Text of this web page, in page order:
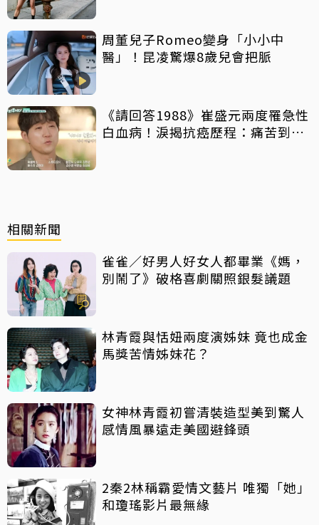
周董兒子Romeo變身「小小中
醫」！昆凌驚爆8歲兒會把脈
《請回答1988》崔盛元兩度罹急性
白血病！淚揭抗癌歷程：痛苦到不
相關新聞
雀雀／好男人好女人都畢業《媽，
別鬧了》破格喜劇關照銀髮議題
林青霞與恬妞兩度演姊妹 竟也成金
馬獎苦情姊妹花？
女神林青霞初嘗清裝造型美到驚人
感情風暴遠走美國避鋒頭
2秦2林稱霸愛情文藝片 唯獨「她」
和瓊瑤影片最無緣